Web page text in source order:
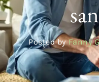
Posted by Fanny